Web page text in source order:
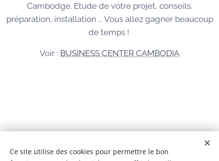
Cambodge. Etude de votre projet, conseils,
préparation, installation ... Vous allez gagner beaucoup
de temps !
Voir : BUSINESS CENTER CAMBODIA
© 2026 Tous droits réservés
Ce site utilise des cookies pour permettre le bon